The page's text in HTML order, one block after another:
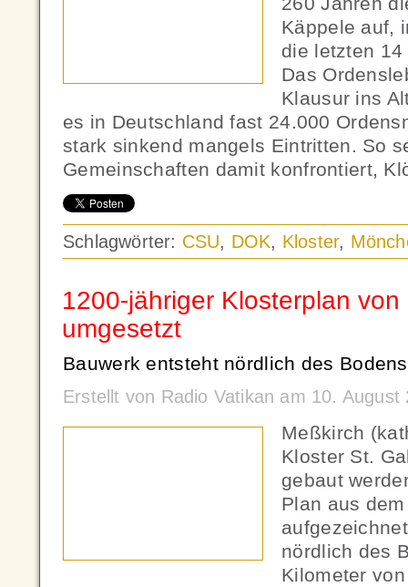
Käppele auf,
die letzten
Das
Klausur ins
es in Deutschland fast 24.000
stark sinkend mangels Eintritten. So
Gemeinschaften damit konfrontiert,
Schlagwörter: CSU, DOK, Kloster,
1200-jähriger Klosterplan
umgesetzt
Bauwerk entsteht nördlich des
Erstellt von Radio Vatikan am 10. August
Meßkirch
Kloster St.
gebaut
Plan aus
nördlich des
Kilometer